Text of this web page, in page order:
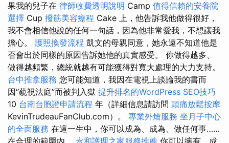
果我的兒子在 律師收費透明說明 Camp 值得信賴的安養院
選擇 Cup 撥筋美容療程 Cake 上，他告訴我他做得很好，
我不會相信他說的任何一句話，因為他非常愛我，不想讓我
擔心。 護照換發流程 凱文的母親同意，她永遠不知道他是
否會出於同樣的原因告訴她他的真實感受。 你做得越多、
做得越頻繁，總統就越有可能獲得對寬大處理的大力支持。
台中推拿服務 您可能知道，我因在電視上談論我的書而
因“藐視法庭”而被判入獄 提升排名的WordPress SEO技巧
10 台南台胞證申請流程 年（詳細信息請訪問 頭痛放鬆按摩
KevinTrudeauFanClub.com）。 專業外燴服務 坐月子中心
的全面服務 在這一生中，你可以成為、成為、做任何事……
在合理的範圍內。 永和護理之家服務推薦 你可以擁有、成